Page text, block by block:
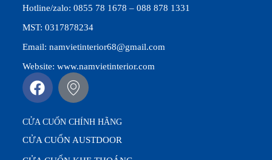
Hotline/zalo: 0855 78 1678 – 088 878 1331
MST: 0317878234
Email: namvietinterior68@gmail.com
Website: www.namvietinterior.com
CỬA CUỐN CHÍNH HÃNG
CỬA CUỐN AUSTDOOR